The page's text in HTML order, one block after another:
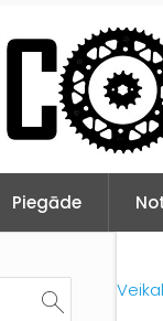
Piegāde